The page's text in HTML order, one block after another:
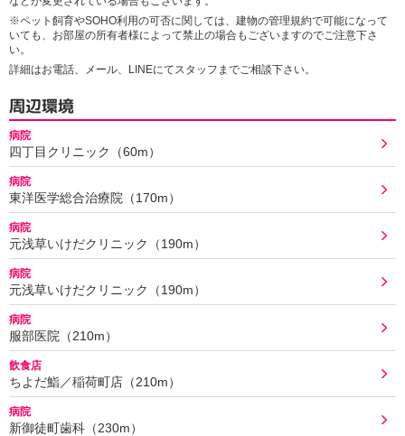
※ペット飼育やSOHO利用の可否に関しては、建物の管理規約で可能になって
いても、お部屋の所有者様によって禁止の場合もございますのでご注意下さ
い。
詳細はお電話、メール、LINEにてスタッフまでご相談下さい。
周辺環境
病院
四丁目クリニック（60m）
病院
東洋医学総合治療院（170m）
病院
元浅草いけだクリニック（190m）
病院
元浅草いけだクリニック（190m）
病院
服部医院（210m）
飲食店
ちよだ鮨／稲荷町店（210m）
病院
新御徒町歯科（230m）